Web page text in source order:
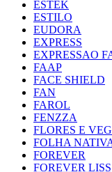
ESTEK
ESTILO
EUDORA
EXPRESS
EXPRESSAO
FAAP
FACE SHIELD
FAN
FAROL
FENZZA
FLORES E
FOLHA
FOREVER
FOREVER LISS